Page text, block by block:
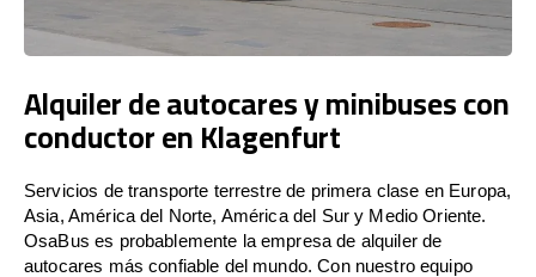
Alquiler de autocares y minibuses con
conductor en Klagenfurt
Servicios de transporte terrestre de primera clase en Europa,
Asia, América del Norte, América del Sur y Medio Oriente.
OsaBus es probablemente la empresa de alquiler de
autocares más confiable del mundo. Con nuestro equipo